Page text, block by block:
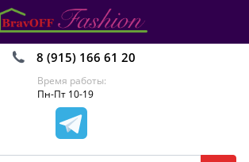
8 (915) 166 61 20
Время работы:
Пн-Пт 10-19